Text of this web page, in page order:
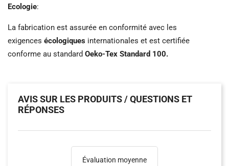
Ecologie:
La fabrication est assurée en conformité avec les
exigences écologiques internationales et est certifiée
conforme au standard Oeko-Tex Standard 100.
AVIS SUR LES PRODUITS / QUESTIONS ET
RÉPONSES
Évaluation moyenne